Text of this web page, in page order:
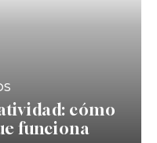
cómo
funciona